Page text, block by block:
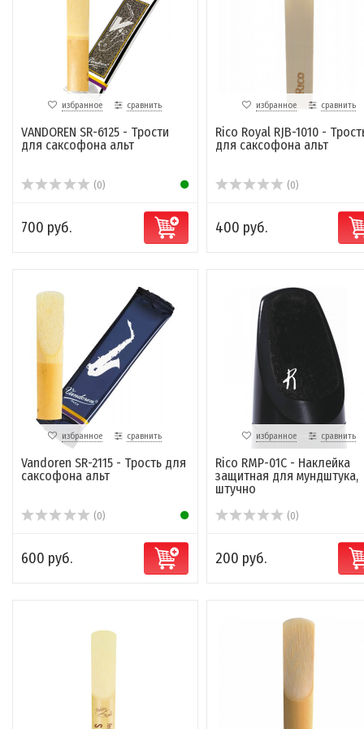
избранное сравнить
VANDOREN SR-6125 - Трости
для саксофона альт
(0)
700 руб.
избранное сравнить
Rico Royal RJB-1010 -
для саксофона альт
(0)
400 руб.
избранное сравнить
Vandoren SR-2115 - Трость для
саксофона альт
(0)
600 руб.
избранное сравнить
Rico RMP-01C - Наклейка
защитная для мундштука,
штучно
(0)
200 руб.